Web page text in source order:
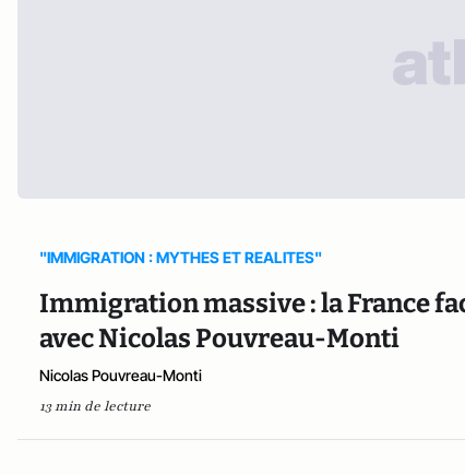
"IMMIGRATION : MYTHES ET REALITES"
Immigration massive : la France
avec Nicolas Pouvreau-Monti
Nicolas Pouvreau-Monti
13 min de lecture